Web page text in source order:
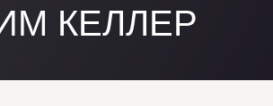
КЕЛЛЕР